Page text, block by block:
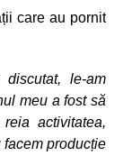
care au pornit
le-am
meu a fost să
activitatea,
producție